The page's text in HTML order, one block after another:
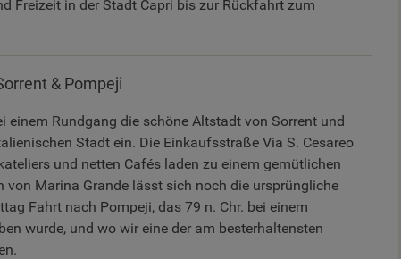
Freizeit in der Stadt Capri bis zur Rückfahrt zum
& Pompeji
einem Rundgang die schöne Altstadt von Sorrent und
Stadt ein. Die Einkaufsstraße Via S. Cesareo
und netten Cafés laden zu einem gemütlichen
von Marina Grande lässt sich noch die ursprüngliche
Fahrt nach Pompeji, das 79 n. Chr. bei einem
wurde, und wo wir eine der am besterhaltensten